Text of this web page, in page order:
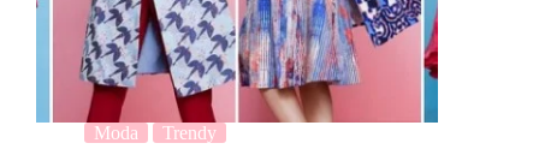
Moda Trendy